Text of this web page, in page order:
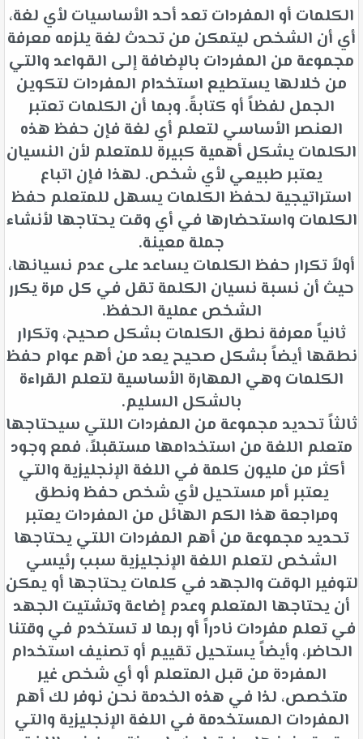
الكلمات أو المفردات تعد أحد الأساسيات لأي لغة،
أي أن الشخص ليتمكن من تحدث لغة يلزمه معرفة
مجموعة من المفردات بالإضافة إلى القواعد والتي
من خلالها يستطيع استخدام المفردات لتكوين
الجمل لفظاً أو كتابةً. وبما أن الكلمات تعتبر
العنصر الأساسي لتعلم أي لغة فإن حفظ هذه
الكلمات يشكل أهمية كبيرة للمتعلم لأن النسيان
يعتبر طبيعي لأي شخص. لهذا فإن اتباع
استراتيجية لحفظ الكلمات يسهل للمتعلم حفظ
الكلمات واستحضارها في أي وقت يحتاجها لأنشاء
جملة معينة.
أولاً تكرار حفظ الكلمات يساعد على عدم نسيانها،
حيث أن نسبة نسيان الكلمة تقل في كل مرة يكرر
الشخص عملية الحفظ.
ثانياً معرفة نطق الكلمات بشكل صحيح، وتكرار
نطقها أيضاً بشكل صحيح يعد من أهم عوام حفظ
الكلمات وهي المهارة الأساسية لتعلم القراءة
بالشكل السليم.
ثالثاً تحديد مجموعة من المفردات اللتي سيحتاجها
متعلم اللغة من استخدامها مستقبلاً، فمع وجود
أكثر من مليون كلمة في اللغة الإنجليزية والتي
يعتبر أمر مستحيل لأي شخص حفظ ونطق
ومراجعة هذا الكم الهائل من المفردات يعتبر
تحديد مجموعة من أهم المفردات اللتي يحتاجها
الشخص لتعلم اللغة الإنجليزية سبب رئيسي
لتوفير الوقت والجهد في كلمات يحتاجها أو يمكن
أن يحتاجها المتعلم وعدم إضاعة وتشتيت الجهد
في تعلم مفردات نادراً أو ربما لا تستخدم في وقتنا
الحاضر، وأيضاً يستحيل تقييم أو تصنيف استخدام
المفردة من قبل المتعلم أو أي شخص غير
متخصص، لذا في هذه الخدمة نحن نوفر لك أهم
المفردات المستخدمة في اللغة الإنجليزية والتي